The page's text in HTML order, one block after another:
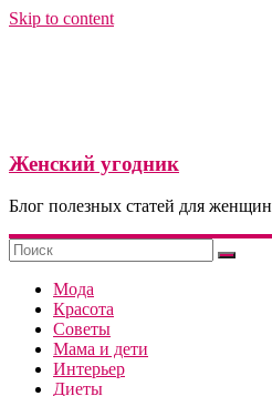
Skip to content
Женский угодник
Блог полезных статей для женщин
Мода
Красота
Советы
Мама и дети
Интерьер
Диеты